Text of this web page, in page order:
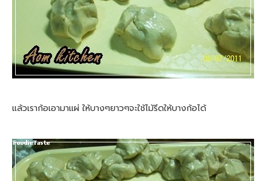
แล้วเราก้อเอามาแผ่ ให้บางๆยาวๆจะใช้ไม้รีดให้บางก้อได้